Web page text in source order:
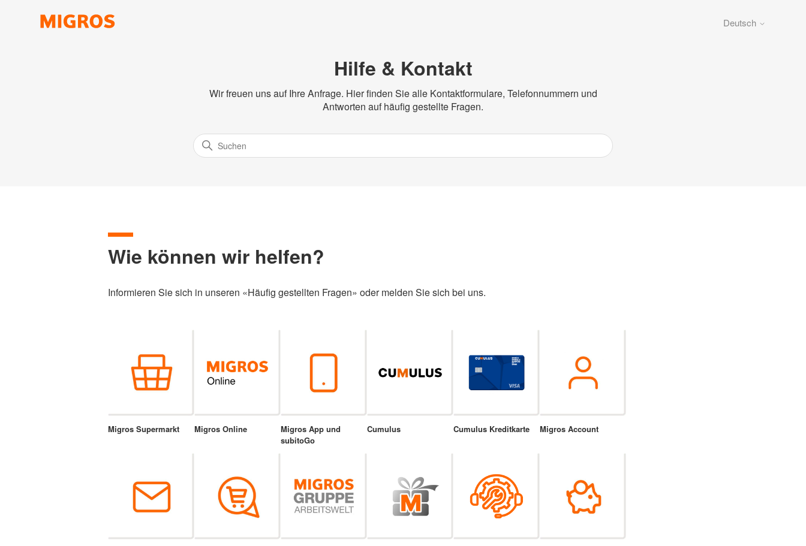
Deutsch
Hilfe & Kontakt
Wir freuen uns auf Ihre Anfrage. Hier finden Sie alle Kontaktformulare, Telefonnummern und
Antworten auf häufig gestellte Fragen.
Wie können wir helfen?
Informieren Sie sich in unseren «Häufig gestellten Fragen» oder melden Sie sich bei uns.
Migros Supermarkt Migros Online
Migros App und
subitoGo
Cumulus Cumulus Kreditkarte Migros Account